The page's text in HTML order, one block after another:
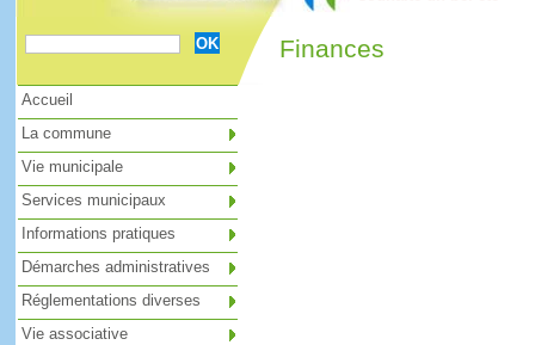
Finances
Accueil
La commune
Vie municipale
Services municipaux
Informations pratiques
Démarches administratives
Réglementations diverses
Vie associative